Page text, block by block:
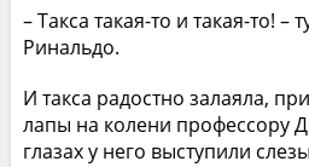
– Такса такая-то и такая-то! –
Ринальдо.
И такса радостно залаяла,
лапы на колени профессору
глазах у него выступили